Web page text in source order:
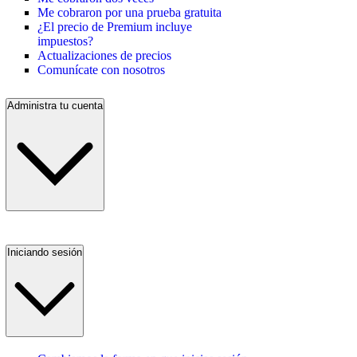
Me cobraron por una prueba gratuita
¿El precio de Premium incluye
impuestos?
Actualizaciones de precios
Comunícate con nosotros
Administra tu cuenta
Iniciando sesión